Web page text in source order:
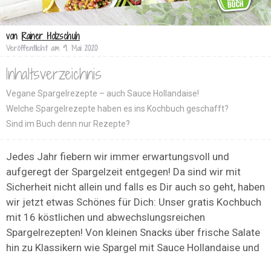
von Rainer Holzschuh
Veröffentlicht am 9. Mai 2020
Inhaltsverzeichnis
Vegane Spargelrezepte – auch Sauce Hollandaise!
Welche Spargelrezepte haben es ins Kochbuch geschafft?
Sind im Buch denn nur Rezepte?
Jedes Jahr fiebern wir immer erwartungsvoll und
aufgeregt der Spargelzeit entgegen! Da sind wir mit
Sicherheit nicht allein und falls es Dir auch so geht, haben
wir jetzt etwas Schönes für Dich: Unser gratis Kochbuch
mit 16 köstlichen und abwechslungsreichen
Spargelrezepten! Von kleinen Snacks über frische Salate
hin zu Klassikern wie Spargel mit Sauce Hollandaise und